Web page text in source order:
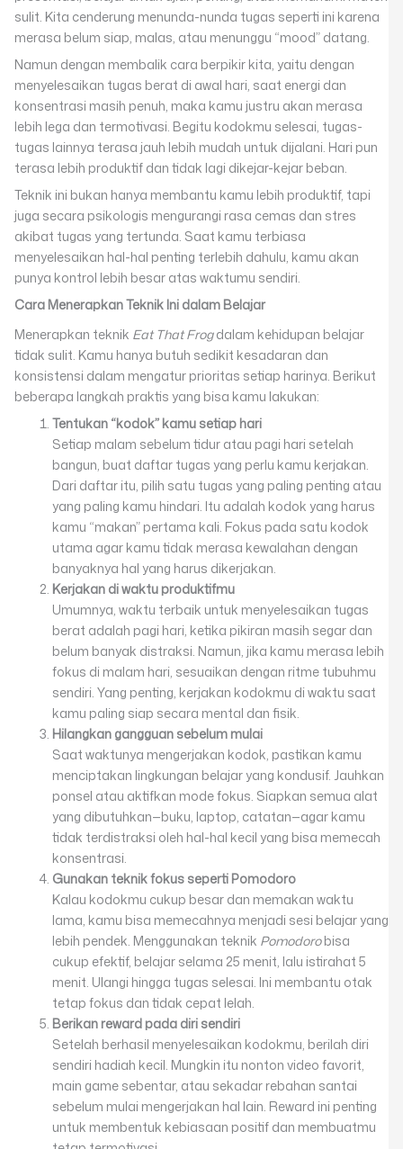
sulit. Kita cenderung menunda-nunda tugas seperti ini karena
merasa belum siap, malas, atau menunggu “mood” datang.
Namun dengan membalik cara berpikir kita, yaitu dengan
menyelesaikan tugas berat di awal hari, saat energi dan
konsentrasi masih penuh, maka kamu justru akan merasa
lebih lega dan termotivasi. Begitu kodokmu selesai, tugas-
tugas lainnya terasa jauh lebih mudah untuk dijalani. Hari pun
terasa lebih produktif dan tidak lagi dikejar-kejar beban.
Teknik ini bukan hanya membantu kamu lebih produktif, tapi
juga secara psikologis mengurangi rasa cemas dan stres
akibat tugas yang tertunda. Saat kamu terbiasa
menyelesaikan hal-hal penting terlebih dahulu, kamu akan
punya kontrol lebih besar atas waktumu sendiri.
Cara Menerapkan Teknik Ini dalam Belajar
Menerapkan teknik Eat That Frogdalam kehidupan belajar
tidak sulit. Kamu hanya butuh sedikit kesadaran dan
konsistensi dalam mengatur prioritas setiap harinya. Berikut
beberapa langkah praktis yang bisa kamu lakukan:
Tentukan “kodok” kamu setiap hari
Setiap malam sebelum tidur atau pagi hari setelah
bangun, buat daftar tugas yang perlu kamu kerjakan.
Dari daftar itu, pilih satu tugas yang paling penting atau
yang paling kamu hindari. Itu adalah kodok yang harus
kamu “makan” pertama kali. Fokus pada satu kodok
utama agar kamu tidak merasa kewalahan dengan
banyaknya hal yang harus dikerjakan.
Kerjakan di waktu produktifmu
Umumnya, waktu terbaik untuk menyelesaikan tugas
berat adalah pagi hari, ketika pikiran masih segar dan
belum banyak distraksi. Namun, jika kamu merasa lebih
fokus di malam hari, sesuaikan dengan ritme tubuhmu
sendiri. Yang penting, kerjakan kodokmu di waktu saat
kamu paling siap secara mental dan fisik.
Hilangkan gangguan sebelum mulai
Saat waktunya mengerjakan kodok, pastikan kamu
menciptakan lingkungan belajar yang kondusif. Jauhkan
ponsel atau aktifkan mode fokus. Siapkan semua alat
yang dibutuhkan—buku, laptop, catatan—agar kamu
tidak terdistraksi oleh hal-hal kecil yang bisa memecah
konsentrasi.
Gunakan teknik fokus seperti Pomodoro
Kalau kodokmu cukup besar dan memakan waktu
lama, kamu bisa memecahnya menjadi sesi belajar yang
lebih pendek. Menggunakan teknik Pomodorobisa
cukup efektif, belajar selama 25 menit, lalu istirahat 5
menit. Ulangi hingga tugas selesai. Ini membantu otak
tetap fokus dan tidak cepat lelah.
Berikan reward pada diri sendiri
Setelah berhasil menyelesaikan kodokmu, berilah diri
sendiri hadiah kecil. Mungkin itu nonton video favorit,
main game sebentar, atau sekadar rebahan santai
sebelum mulai mengerjakan hal lain. Reward ini penting
untuk membentuk kebiasaan positif dan membuatmu